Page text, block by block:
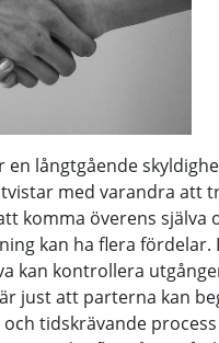
en långtgående
med varandra att
komma överens själva
kan ha flera fördelar.
kan kontrollera
just att parterna kan
tidskrävande